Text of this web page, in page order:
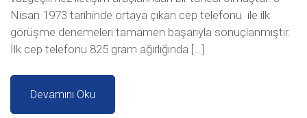
Nisan 1973 tarihinde ortaya çıkan cep telefonu ile ilk
görüşme denemeleri tamamen başarıyla sonuçlanmıştır.
İlk cep telefonu 825 gram ağırlığında […]
Devamını Oku